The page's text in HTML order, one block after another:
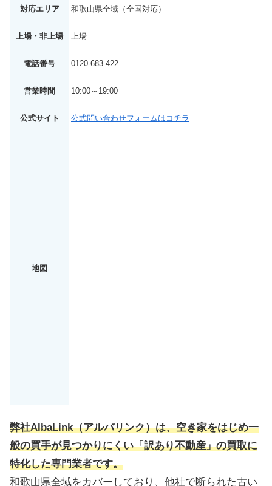
対応エリア 和歌山県全域（全国対応）
上場・非上場 上場
電話番号 0120-683-422
営業時間 10:00～19:00
公式サイト 公式問い合わせフォームはコチラ
地図
弊社AlbaLink（アルバリンク）は、空き家をはじめ一
般の買手が見つかりにくい「訳あり不動産」の買取に
特化した専門業者です。
和歌山県全域をカバーしており、他社で断られた古い